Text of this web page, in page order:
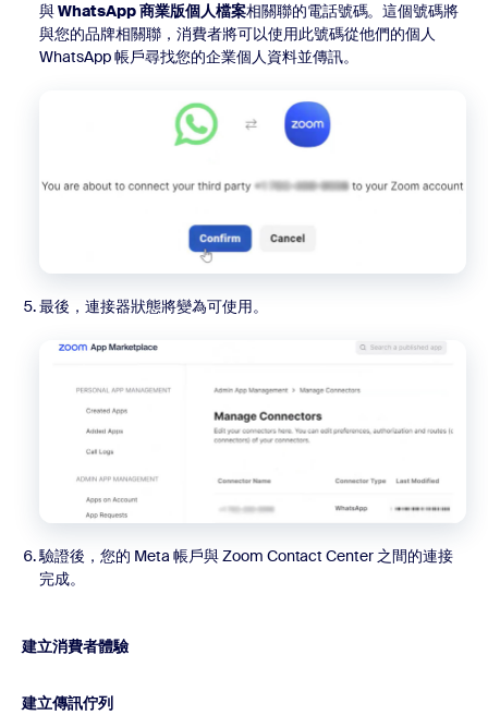
與WhatsApp 商業版個人檔案相關聯的電話號碼。這個號碼將
與您的品牌相關聯，消費者將可以使用此號碼從他們的個人
WhatsApp 帳戶尋找您的企業個人資料並傳訊。
最後，連接器狀態將變為可使用。
驗證後，您的 Meta 帳戶與 Zoom Contact Center 之間的連接
完成。
建立消費者體驗
建立傳訊佇列